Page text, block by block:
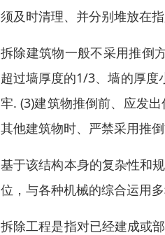
须及时清理、并分别堆放在指
拆除建筑物一般不采用推倒
超过墙厚度的1/3、墙的厚度
牢. (3)建筑物推倒前、应发
其他建筑物时、严禁采用推倒
基于该结构本身的复杂性和
位，与各种机械的综合运用
拆除工程是指对已经建成或